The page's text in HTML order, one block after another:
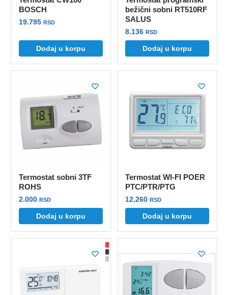
BOSCH
19.795RSD
Dodaj u korpu
bežični sobni RT510RF
SALUS
8.136RSD
Dodaj u korpu
Termostat sobni 3TF
ROHS
2.000RSD
Dodaj u korpu
Termostat WI-FI POER
PTC/PTR/PTG
12.260RSD
Dodaj u korpu